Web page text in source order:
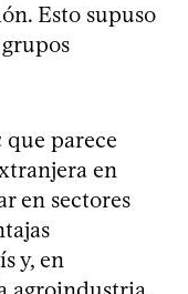
Esto supuso
que parece
en
en sectores
y, en